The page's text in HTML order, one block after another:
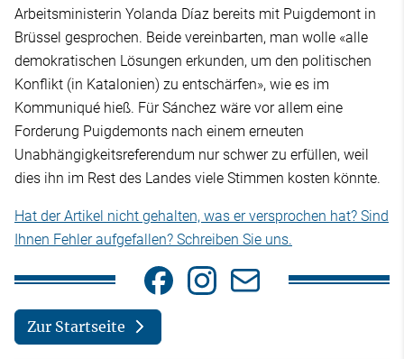
Arbeitsministerin Yolanda Díaz bereits mit Puigdemont in
Brüssel gesprochen. Beide vereinbarten, man wolle «alle
demokratischen Lösungen erkunden, um den politischen
Konflikt (in Katalonien) zu entschärfen», wie es im
Kommuniqué hieß. Für Sánchez wäre vor allem eine
Forderung Puigdemonts nach einem erneuten
Unabhängigkeitsreferendum nur schwer zu erfüllen, weil
dies ihn im Rest des Landes viele Stimmen kosten könnte.
Hat der Artikel nicht gehalten, was er versprochen hat? Sind
Ihnen Fehler aufgefallen? Schreiben Sie uns.
Zur Startseite